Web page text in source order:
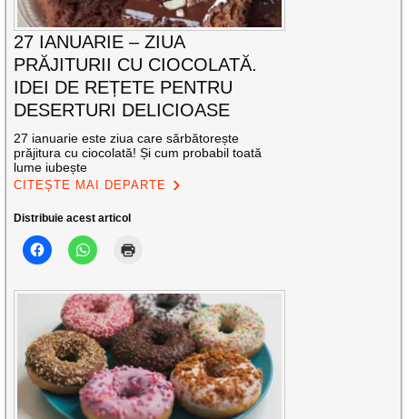
27 IANUARIE – ZIUA
PRĂJITURII CU CIOCOLATĂ.
IDEI DE REȚETE PENTRU
DESERTURI DELICIOASE
27 ianuarie este ziua care sărbătorește
prăjitura cu ciocolată! Și cum probabil toată
lume iubește
CITEȘTE MAI DEPARTE
Distribuie acest articol